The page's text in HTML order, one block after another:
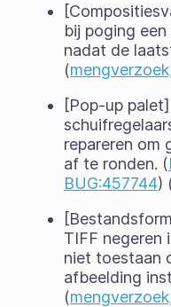
bij poging
nadat de
(
[Pop-up
repareren om
af te ronden. (
BUG:457744)
TIFF negeren
niet toestaan
afbeelding
(